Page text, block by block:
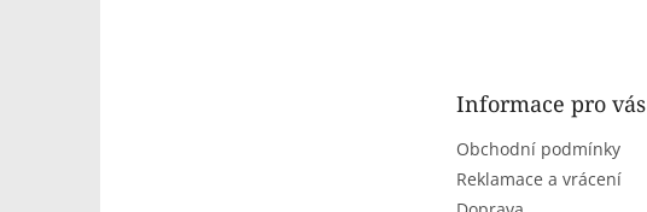
Informace pro vás
Obchodní podmínky
Reklamace a vrácení